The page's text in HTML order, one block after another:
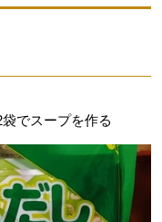
でスープを作る